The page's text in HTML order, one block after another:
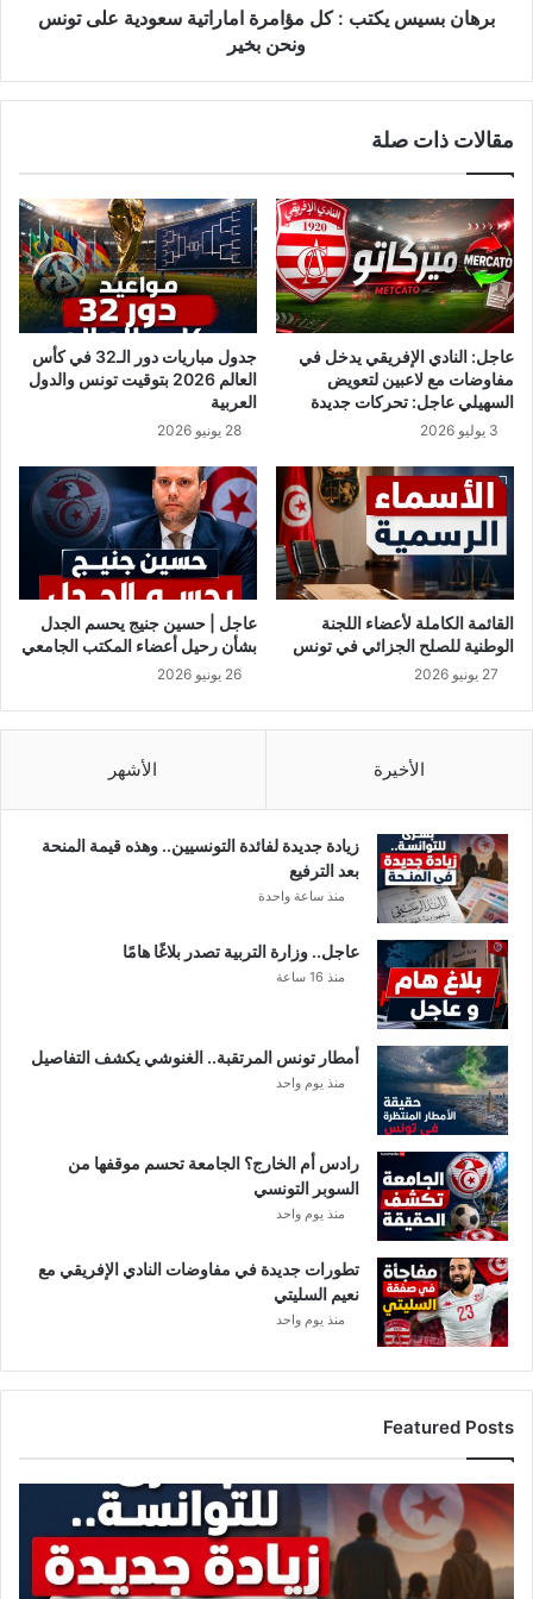
ي
ر
ا
م
ا
ل
ح
ك
م
و
أ
ك
ر
ش
ب
ه
م
ق
ذ
ف
ي
ك
ؤ
ا
م
ر
ة
م
ا
ت
ة
و
د
ي
ل
ن
س
و
ح
ن
خ
برهان بسيس يكتب : كل مؤامرة اماراتية سعودية على تونس
ونحن بخير
مقالات ذات صلة
عاجل: النادي الإفريقي يدخل في
مفاوضات مع لاعبين لتعويض
السهيلي عاجل: تحركات جديدة
3 يوليو 2026
جدول مباريات دور الـ32 في كأس
العالم 2026 بتوقيت تونس والدول
العربية
28 يونيو 2026
القائمة الكاملة لأعضاء اللجنة
الوطنية للصلح الجزائي في تونس
27 يونيو 2026
عاجل | حسين جنيج يحسم الجدل
بشأن رحيل أعضاء المكتب الجامعي
26 يونيو 2026
الأخيرة الأشهر
زيادة جديدة لفائدة التونسيين.. وهذه قيمة المنحة
بعد الترفيع
منذ ساعة واحدة
عاجل.. وزارة التربية تصدر بلاغًا هامًا
منذ 16 ساعة
أمطار تونس المرتقبة.. الغنوشي يكشف التفاصيل
منذ يوم واحد
رادس أم الخارج؟ الجامعة تحسم موقفها من
السوبر التونسي
منذ يوم واحد
تطورات جديدة في مفاوضات النادي الإفريقي مع
نعيم السليتي
منذ يوم واحد
Featured Posts
ي
ا
د